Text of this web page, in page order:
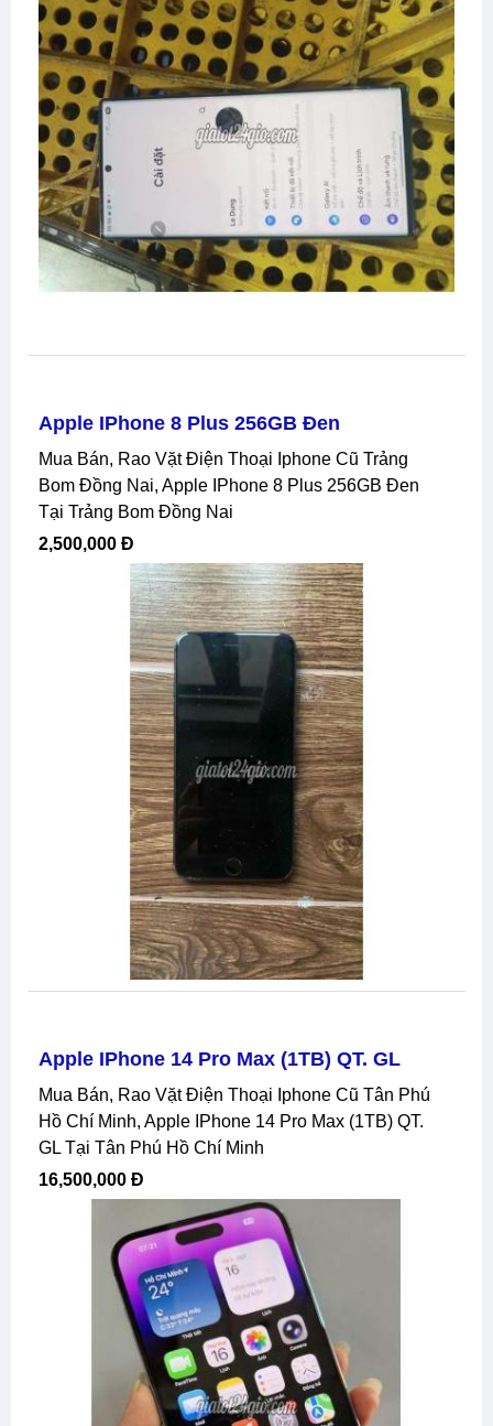
Apple IPhone 8 Plus 256GB Đen
Mua Bán, Rao Vặt Điện Thoại Iphone Cũ Trảng
Bom Đồng Nai, Apple IPhone 8 Plus 256GB Đen
Tại Trảng Bom Đồng Nai
2,500,000 Đ
Apple IPhone 14 Pro Max (1TB) QT. GL
Mua Bán, Rao Vặt Điện Thoại Iphone Cũ Tân Phú
Hồ Chí Minh, Apple IPhone 14 Pro Max (1TB) QT.
GL Tại Tân Phú Hồ Chí Minh
16,500,000 Đ